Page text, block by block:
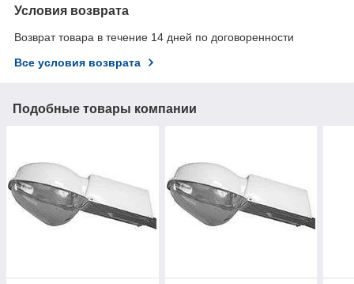
Условия возврата
Возврат товара в течение 14 дней по договоренности
Все условия возврата
Подобные товары компании